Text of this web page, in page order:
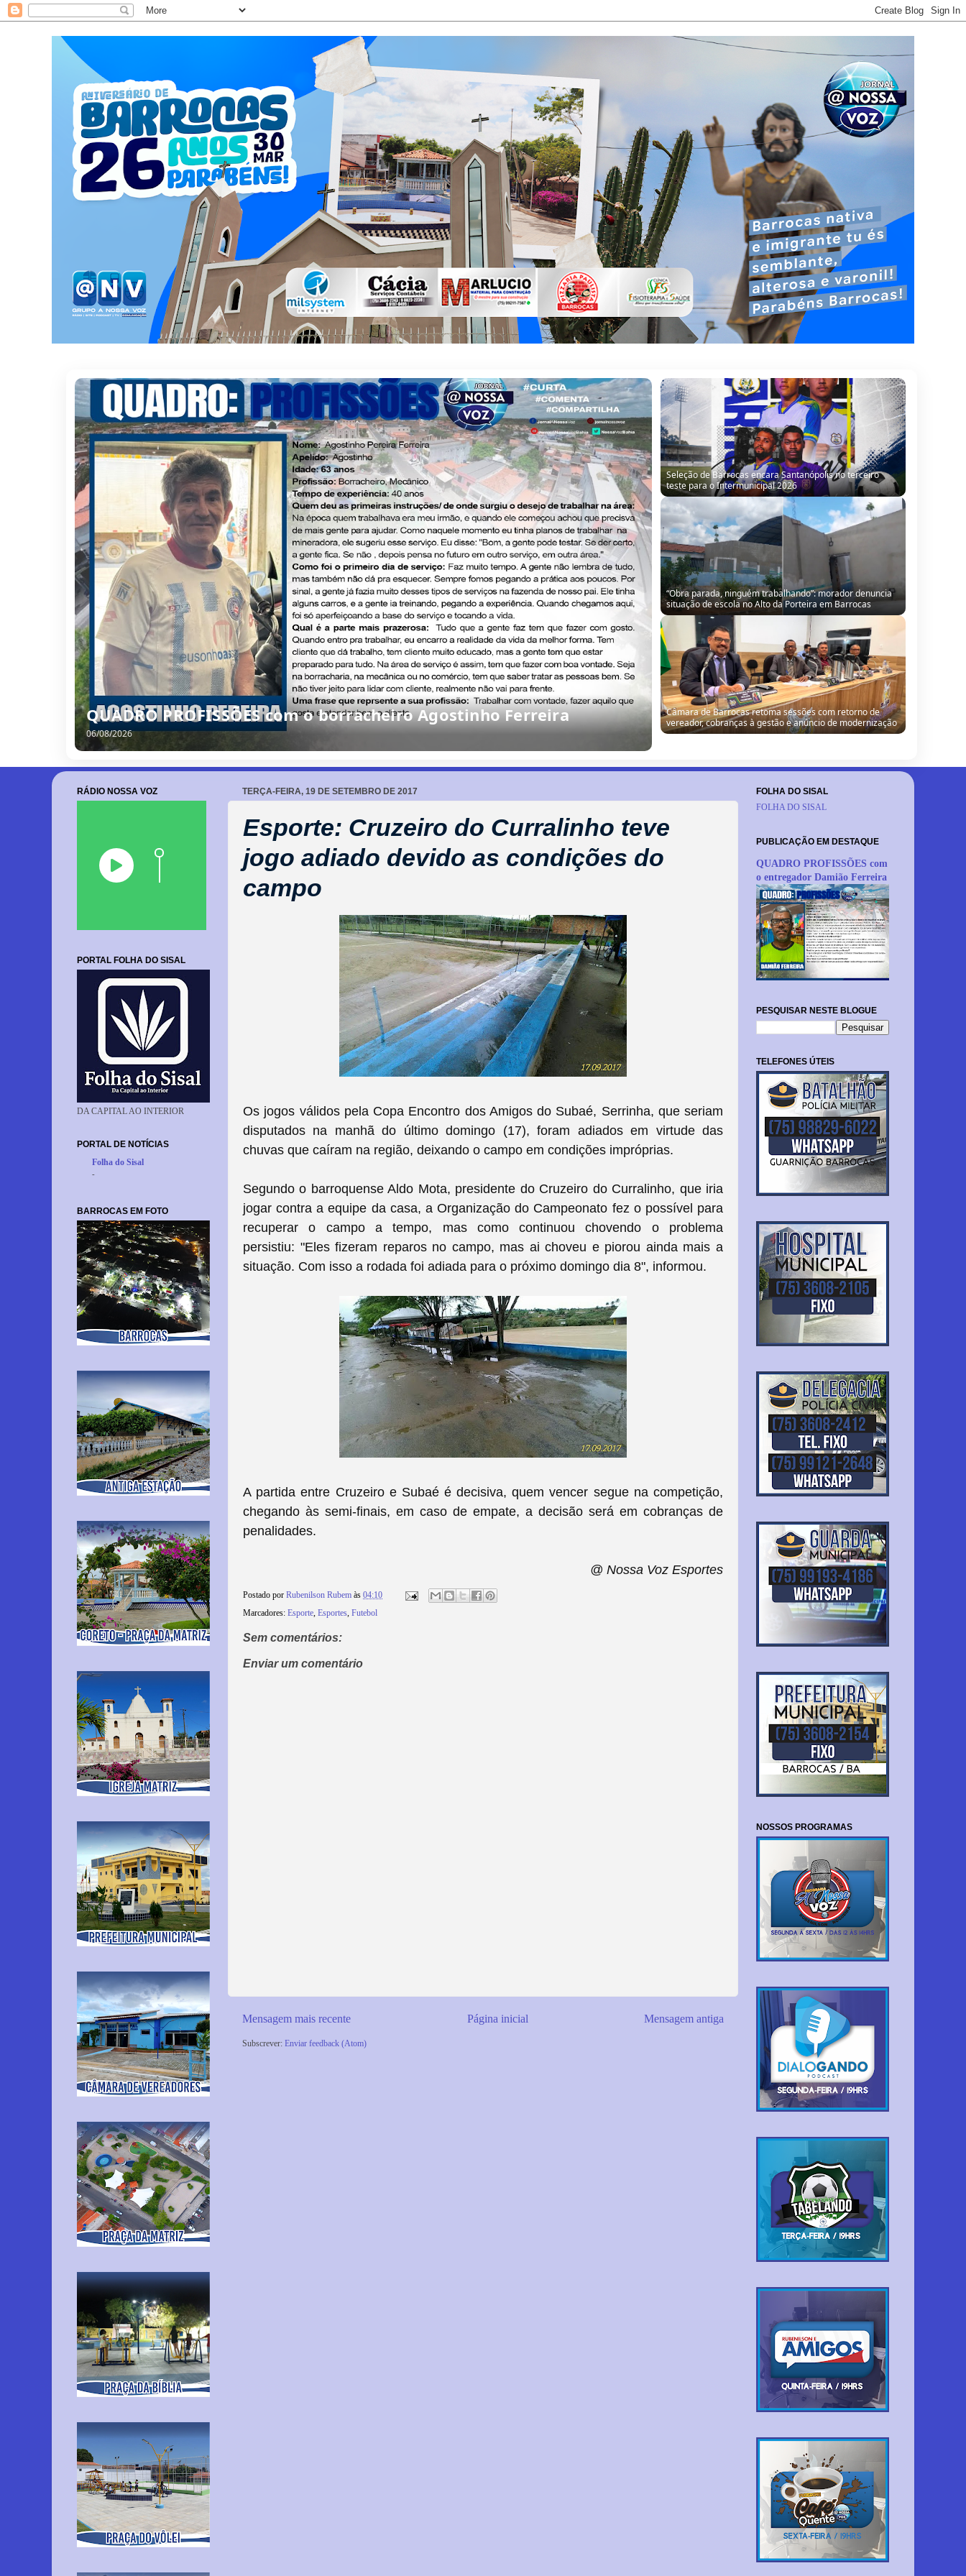
QUADRO PROFISSÕES com o borracheiro Agostinho Ferreira
06/08/2026
Seleção de Barrocas encara Santanópolis no terceiro
teste para o Intermunicipal 2026
“Obra parada, ninguém trabalhando”: morador denuncia
situação de escola no Alto da Porteira em Barrocas
Câmara de Barrocas retoma sessões com retorno de
vereador, cobranças à gestão e anúncio de modernização
TERÇA-FEIRA, 19 DE SETEMBRO DE 2017
Esporte: Cruzeiro do Curralinho teve
jogo adiado devido as condições do
campo
Os jogos válidos pela Copa Encontro dos Amigos do Subaé, Serrinha, que seriam
disputados na manhã do último domingo (17), foram adiados em virtude das
chuvas que caíram na região, deixando o campo em condições impróprias.
Segundo o barroquense Aldo Mota, presidente do Cruzeiro do Curralinho, que iria
jogar contra a equipe da casa, a Organização do Campeonato fez o possível para
recuperar o campo a tempo, mas como continuou chovendo o problema
persistiu: "Eles fizeram reparos no campo, mas ai choveu e piorou ainda mais a
situação. Com isso a rodada foi adiada para o próximo domingo dia 8", informou.
A partida entre Cruzeiro e Subaé é decisiva, quem vencer segue na competição,
chegando às semi-finais, em caso de empate, a decisão será em cobranças de
penalidades.
@ Nossa Voz Esportes
Postado por Rubenilson Rubem às 04:10
Marcadores: Esporte, Esportes, Futebol
Sem comentários:
Enviar um comentário
Mensagem mais recente Mensagem antiga
Página inicial
Subscrever: Enviar feedback (Atom)
RÁDIO NOSSA VOZ
PORTAL FOLHA DO SISAL
DA CAPITAL AO INTERIOR
PORTAL DE NOTÍCIAS
Folha do Sisal
-
BARROCAS EM FOTO
FOLHA DO SISAL
FOLHA DO SISAL
PUBLICAÇÃO EM DESTAQUE
QUADRO PROFISSÕES com
o entregador Damião Ferreira
PESQUISAR NESTE BLOGUE
TELEFONES ÚTEIS
NOSSOS PROGRAMAS